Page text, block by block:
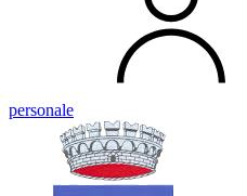
personale